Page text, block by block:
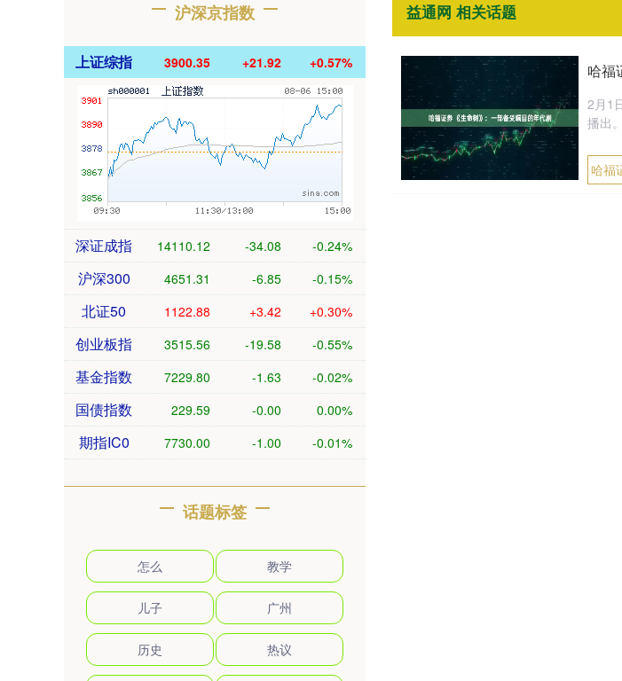
益通网 相关话题
哈福
2月1
播出
哈福
沪深京指数
上证综指 3900.35 +21.92 +0.57%
深证成指 14110.12 -34.08 -0.24%
沪深300 4651.31 -6.85 -0.15%
北证50 1122.88 +3.42 +0.30%
创业板指 3515.56 -19.58 -0.55%
基金指数 7229.80 -1.63 -0.02%
国债指数 229.59 -0.00 0.00%
期指IC0 7730.00 -1.00 -0.01%
话题标签
怎么 教学
儿子 广州
历史 热议